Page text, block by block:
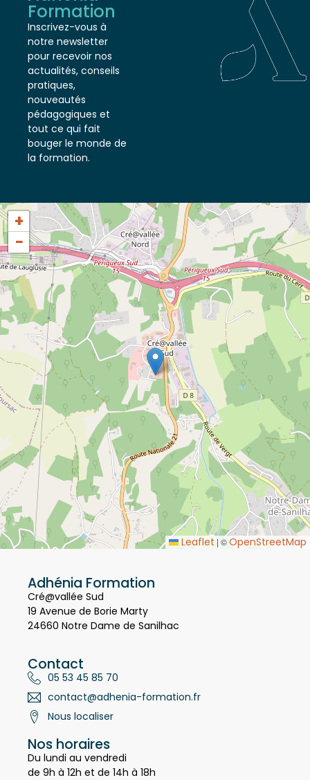
Adhénia
Formation
Inscrivez-vous à
notre newsletter
pour recevoir nos
actualités, conseils
pratiques,
nouveautés
pédagogiques et
tout ce qui fait
bouger le monde de
+
−
Adhénia Formation
Cré@vallée Sud
19 Avenue de Borie Marty
Contact
05 53 45 85 70
contact@adhenia-formation.fr
Nos horaires
Du lundi au vendredi